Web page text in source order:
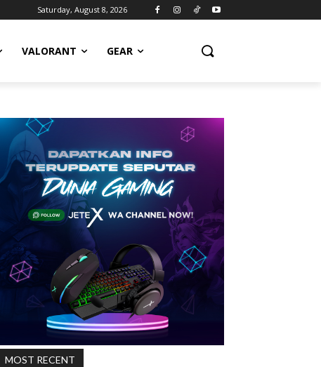
Saturday, August 8, 2026
VALORANT GEAR
MOST RECENT